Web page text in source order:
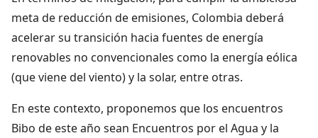
meta de reducción de emisiones, Colombia deberá
acelerar su transición hacia fuentes de energía
renovables no convencionales como la energía eólica
(que viene del viento) y la solar, entre otras.
En este contexto, proponemos que los encuentros
Bibo de este año sean Encuentros por el Agua y la